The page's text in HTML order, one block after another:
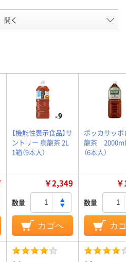
開く
【機能性表示食品】サ
ントリー 烏龍茶 2L
1箱（9本入）
ポッカサッ
龍茶
（6本入）
￥2,349
数量
カゴへ
数量
カ